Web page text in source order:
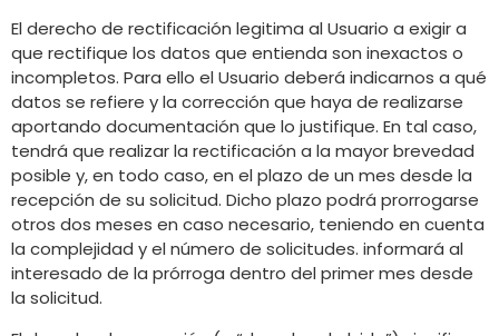
El derecho de rectificación legitima al Usuario a exigir a
que rectifique los datos que entienda son inexactos o
incompletos. Para ello el Usuario deberá indicarnos a qué
datos se refiere y la corrección que haya de realizarse
aportando documentación que lo justifique. En tal caso,
tendrá que realizar la rectificación a la mayor brevedad
posible y, en todo caso, en el plazo de un mes desde la
recepción de su solicitud. Dicho plazo podrá prorrogarse
otros dos meses en caso necesario, teniendo en cuenta
la complejidad y el número de solicitudes. informará al
interesado de la prórroga dentro del primer mes desde
la solicitud.